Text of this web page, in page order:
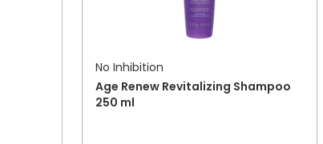
No Inhibition
Age Renew Revitalizing Shampoo
250 ml